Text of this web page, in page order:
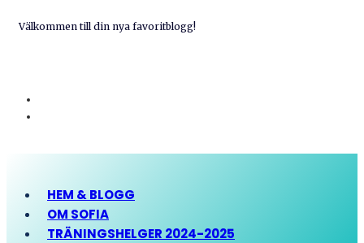
Välkommen till din nya favoritblogg!
HEM & BLOGG
OM SOFIA
TRÄNINGSHELGER 2024-2025